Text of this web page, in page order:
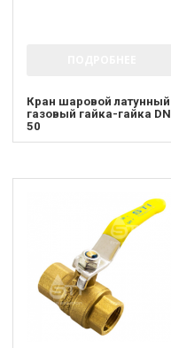
Кран шаровой латунный
газовый гайка-гайка DN
50